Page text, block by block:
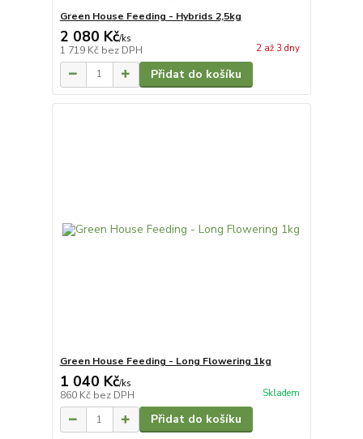
Green House Feeding - Hybrids 2,5kg
2 080 Kč/ks
1 719 Kč bez DPH 2 až 3 dny
Přidat do košíku
Green House Feeding - Long Flowering 1kg
1 040 Kč/ks
860 Kč bez DPH Skladem
Přidat do košíku